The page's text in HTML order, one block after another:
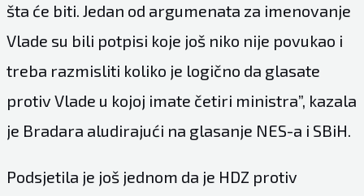
šta će biti. Jedan od argumenata za imenovanje
Vlade su bili potpisi koje još niko nije povukao i
treba razmisliti koliko je logično da glasate
protiv Vlade u kojoj imate četiri ministra”, kazala
je Bradara aludirajući na glasanje NES-a i SBiH.
Podsjetila je još jednom da je HDZ protiv